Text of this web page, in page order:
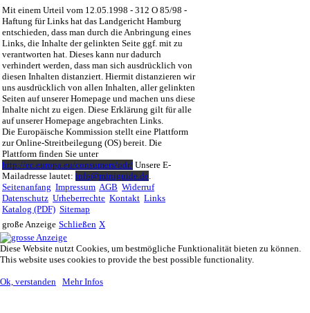
Mit einem Urteil vom 12.05.1998 - 312 O 85/98 -
Haftung für Links hat das Landgericht Hamburg
entschieden, dass man durch die Anbringung eines
Links, die Inhalte der gelinkten Seite ggf. mit zu
verantworten hat. Dieses kann nur dadurch
verhindert werden, dass man sich ausdrücklich von
diesen Inhalten distanziert. Hiermit distanzieren wir
uns ausdrücklich von allen Inhalten, aller gelinkten
Seiten auf unserer Homepage und machen uns diese
Inhalte nicht zu eigen. Diese Erklärung gilt für alle
auf unserer Homepage angebrachten Links.
Die Europäische Kommission stellt eine Plattform
zur Online-Streitbeilegung (OS) bereit. Die
Plattform finden Sie unter
http://ec.europa.eu/consumers/odr/ Unsere E-
Mailadresse lautet: info@miniguide.de.
Seitenanfang Impressum AGB Widerruf
Datenschutz Urheberrechte Kontakt Links
Katalog (PDF) Sitemap
große Anzeige Schließen X
Diese Website nutzt Cookies, um bestmögliche Funktionalität bieten zu können.
This website uses cookies to provide the best possible functionality.
Ok, verstanden Mehr Infos